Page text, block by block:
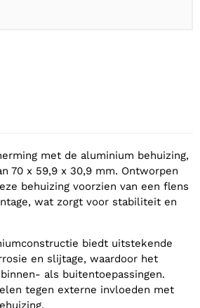
met de aluminium behuizing,
70 x 59,9 x 30,9 mm. Ontworpen
behuizing voorzien van een flens
wat zorgt voor stabiliteit en
biedt uitstekende
en slijtage, waardoor het
als buitentoepassingen.
tegen externe invloeden met